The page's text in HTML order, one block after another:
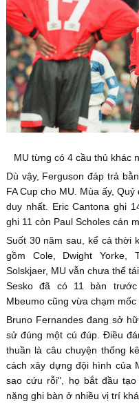
MU từng có 4 cầu thủ khác
Dù vậy, Ferguson đáp trả
FA Cup cho MU. Mùa ấy,
duy nhất. Eric Cantona ghi
ghi 11 còn Paul Scholes cán
Suốt 30 năm sau, kể cả thời
gồm Cole, Dwight Yorke,
Solskjaer, MU vẫn chưa thể
Sesko đã có 11 bàn
Mbeumo cũng vừa chạm
Bruno Fernandes đang sở
sử đúng một cú đúp. Điều
thuần là câu chuyện thống
cách xây dựng đội hình của
sao cứu rỗi", họ bắt đầu
nặng ghi bàn ở nhiều vị trí